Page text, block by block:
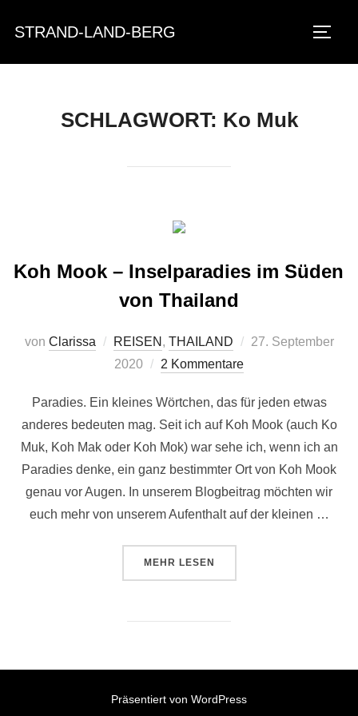
InhaltSTRAND-LAND-BERG
SCHLAGWORT: Ko Muk
Koh Mook – Inselparadies im Süden
von Thailand
von Clarissa REISEN , THAILAND
Veröffentlicht
27. September
2020
2 Kommentare
Paradies. Ein kleines Wörtchen, das für jeden etwas
anderes bedeuten mag. Seit ich auf Koh Mook (auch Ko
Muk, Koh Mak oder Koh Mok) war sehe ich, wenn ich an
Paradies denke, ein ganz bestimmter Ort von Koh Mook
genau vor Augen. In unserem Blogbeitrag möchten wir
euch mehr von unserem Aufenthalt auf der kleinen …
MEHR ÜBER „KOH MOOK –
LESEN
Präsentiert von WordPress